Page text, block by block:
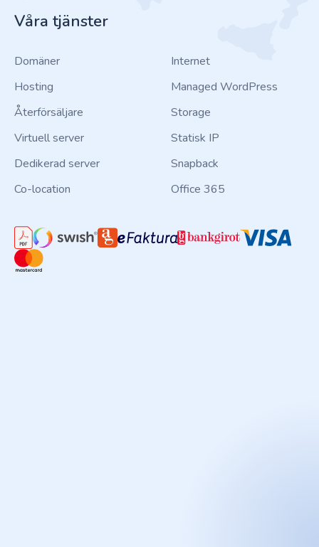
Våra tjänster
Domäner
Hosting
Återförsäljare
Virtuell server
Dedikerad server
Co-location
Internet
Managed WordPress
Storage
Statisk IP
Snapback
Office 365